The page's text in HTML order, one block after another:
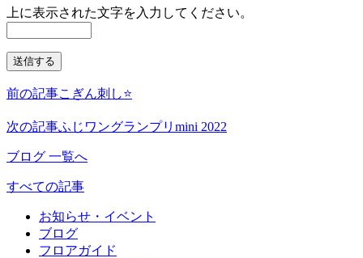
上に表示された文字を入力してください。
前の記事こぎん刺し⭐️
次の記事ふじワングランプリmini 2022
ブログ 一覧へ
すべての記事
お知らせ・イベント
ブログ
フロアガイド